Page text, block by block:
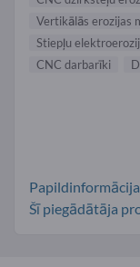
Vertikālās erozijas
Stiepļu
CNC darbarīki
Šī piegādātāja